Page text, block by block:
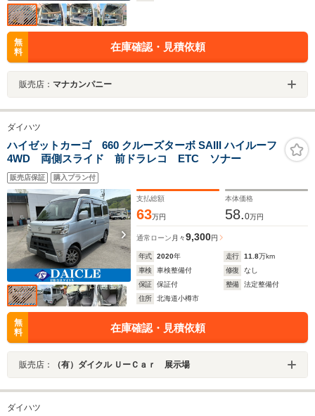
無
料
在庫確認・見積依頼
販売店： マナカンパニー
ダイハツ
ハイゼットカーゴ 660 クルーズターボ SAIII ハイルーフ
4WD 両側スライド 前ドラレコ ETC ソナー
販売店保証 購入プラン付
支払総額
63万円
本体価格
58.0万円
通常ローン 月々9,300円
年式 2020年 走行 11.8万km
車検
車検整備付 修復
なし
保証
保証付 整備
法定整備付
住所
北海道小樽市
無
料
在庫確認・見積依頼
販売店： （有）ダイクル ＵーＣａｒ 展示場
ダイハツ